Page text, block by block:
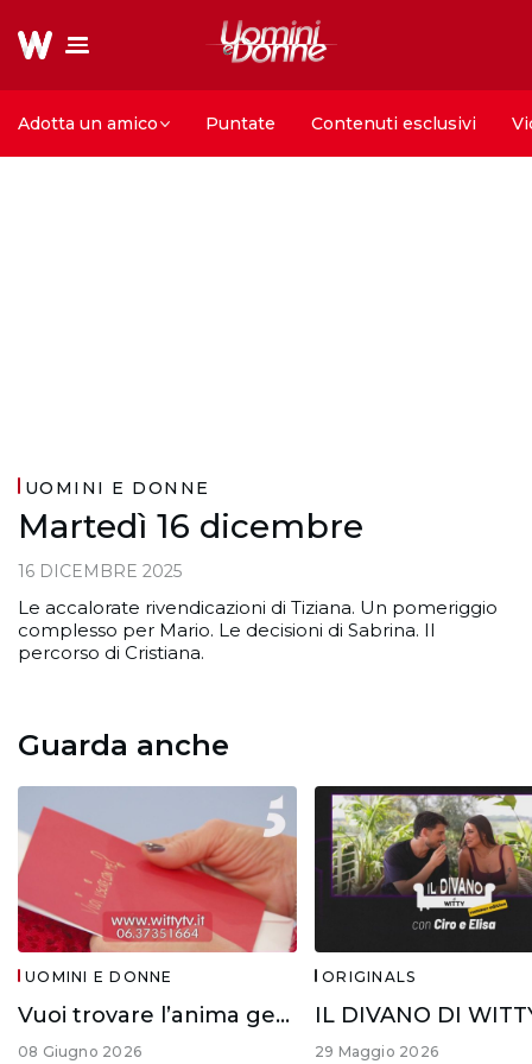
Adotta un amico Puntate Contenuti esclusivi
UOMINI E DONNE
Martedì 16 dicembre
16 DICEMBRE 2025
Le accalorate rivendicazioni di Tiziana. Un pomeriggio
complesso per Mario. Le decisioni di Sabrina. Il
percorso di Cristiana.
Guarda anche
UOMINI E DONNE
Vuoi trovare l’anima gemella?
08 Giugno 2026
ORIGINALS
29 Maggio 2026